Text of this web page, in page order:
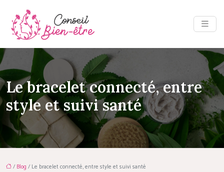
Le bracelet connecté, entre
style et suivi santé
/ Blog / Le bracelet connecté, entre style et suivi santé